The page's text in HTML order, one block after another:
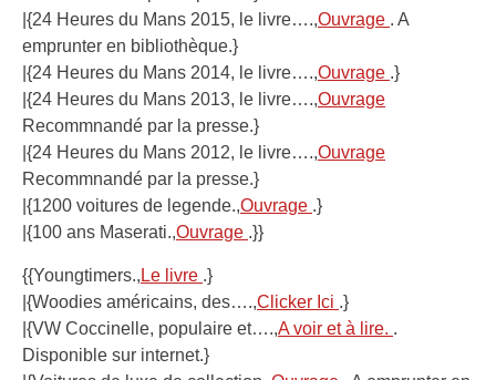
|{24 Heures du Mans 2015, le livre….,Ouvrage . A
emprunter en bibliothèque.}
|{24 Heures du Mans 2014, le livre….,Ouvrage .}
|{24 Heures du Mans 2013, le livre….,Ouvrage
Recommnandé par la presse.}
|{24 Heures du Mans 2012, le livre….,Ouvrage
Recommnandé par la presse.}
|{1200 voitures de legende.,Ouvrage .}
|{100 ans Maserati.,Ouvrage .}}
{{Youngtimers., Le livre .}
|{Woodies américains, des….,Clicker Ici .}
|{VW Coccinelle, populaire et….,A voir et à lire. .
Disponible sur internet.}